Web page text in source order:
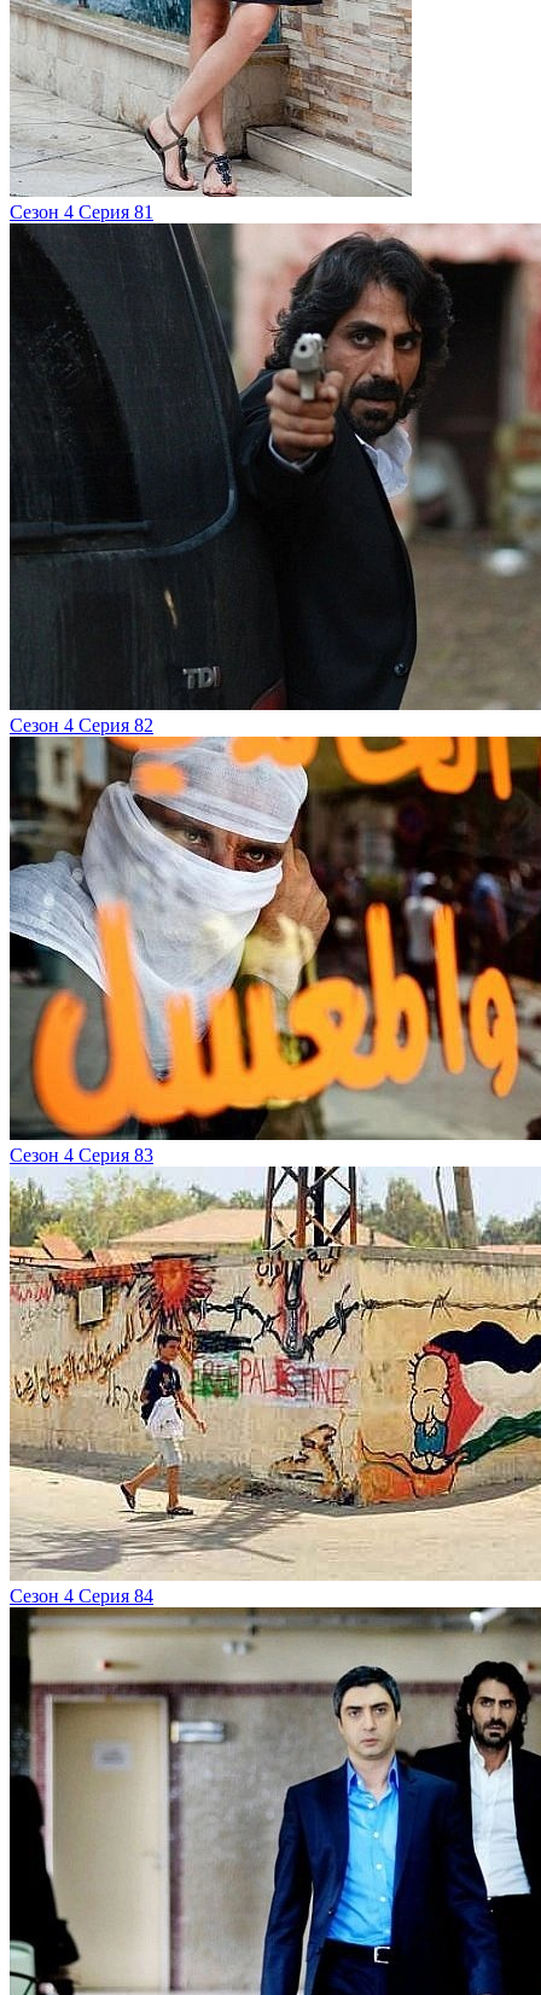
Сезон 4 Серия 81
Сезон 4 Серия 82
Сезон 4 Серия 83
Сезон 4 Серия 84